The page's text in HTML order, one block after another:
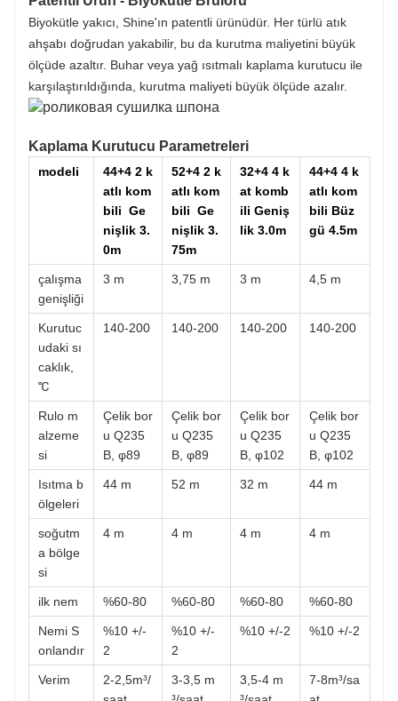
Biyokütle yakıcı, Shine'ın patentli ürünüdür. Her türlü atık
ahşabı doğrudan yakabilir, bu da kurutma maliyetini büyük
ölçüde azaltır. Buhar veya yağ ısıtmalı kaplama kurutucu ile
karşılaştırıldığında, kurutma maliyeti büyük ölçüde azalır.
Kaplama Kurutucu Parametreleri
modeli
44+4 2 k
atlı kom
bili Ge
nişlik 3.
0m
52+4 2 k
atlı kom
bili Ge
nişlik 3.
75m
32+4 4 k
at komb
ili Geniş
lik 3.0m
44+4 4 k
atlı kom
bili Büz
gü 4.5m
çalışma
genişliği
3 m 3,75 m 3 m 4,5 m
Kurutuc
udaki sı
caklık,
℃
140-200 140-200 140-200 140-200
Rulo m
alzeme
si
Çelik bor
u Q235
B, φ89
Çelik bor
u Q235
B, φ89
Çelik bor
u Q235
B, φ102
Çelik bor
u Q235
B, φ102
Isıtma b
ölgeleri
44 m 52 m 32 m 44 m
soğutm
a bölge
si
4 m 4 m 4 m 4 m
ilk nem %60-80 %60-80 %60-80 %60-80
Nemi S
onlandır
%10 +/-
2
%10 +/-
2
%10 +/-2 %10 +/-2
Verim
2-2,5m³/
3-3,5 m
3,5-4 m
7-8m³/sa